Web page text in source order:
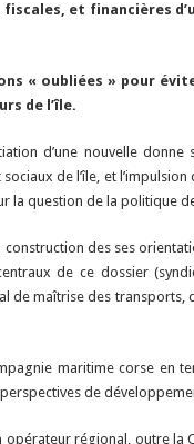
et financières
« oubliées » pour
de l’île.
d’une nouvelle
de l’île, et
la question de la politique
construction des ses
de ce dossier
de maîtrise des transports,
maritime corse en
de
opérateur régional, outre la